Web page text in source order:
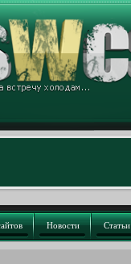
Новости Статьи